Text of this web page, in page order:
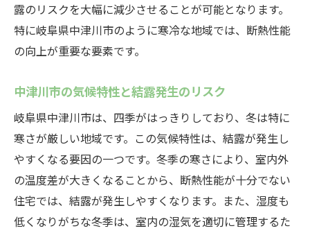
中津川市特有の気候に適した断熱材の選び方
中津川市の気候に適した素材とは
断熱材の種類と特徴
中津川市で選ばれる断熱材の人気ランキン
環境に配慮した断熱材の選び方
コストパフォーマンスに優れた断熱材
断熱材の性能比較と選定ポイント
断熱性能向上がもたらす健康で快適な住環境
断熱性能と健康の関係
露のリスクを大幅に減少させることが可能となります。
特に岐阜県中津川市のように寒冷な地域では、断熱性能
の向上が重要な要素です。
中津川市の気候特性と結露発生のリスク
岐阜県中津川市は、四季がはっきりしており、冬は特に
寒さが厳しい地域です。この気候特性は、結露が発生し
やすくなる要因の一つです。冬季の寒さにより、室内外
の温度差が大きくなることから、断熱性能が十分でない
住宅では、結露が発生しやすくなります。また、湿度も
低くなりがちな冬季は、室内の湿気を適切に管理するた